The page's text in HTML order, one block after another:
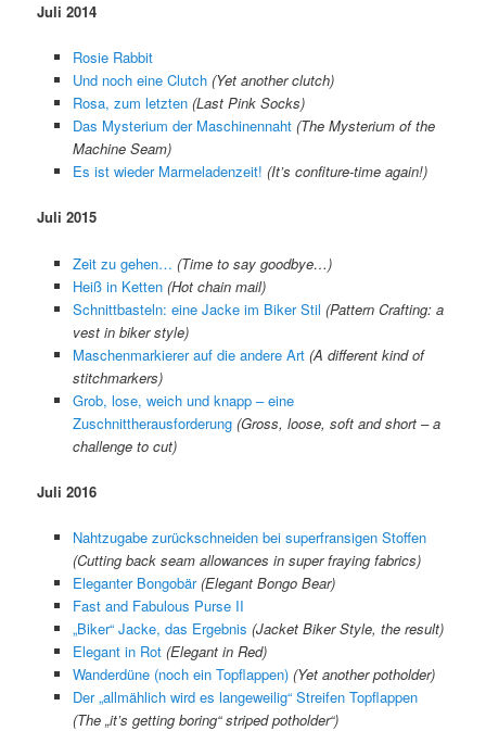
Juli 2014
Rosie Rabbit
Und noch eine Clutch (Yet another clutch)
Rosa, zum letzten (Last Pink Socks)
Das Mysterium der Maschinennaht (The Mysterium of the
Machine Seam)
Es ist wieder Marmeladenzeit! (It’s confiture-time again!)
Juli 2015
Zeit zu gehen… (Time to say goodbye…)
Heiß in Ketten (Hot chain mail)
Schnittbasteln: eine Jacke im Biker Stil (Pattern Crafting: a
vest in biker style)
Maschenmarkierer auf die andere Art (A different kind of
stitchmarkers)
Grob, lose, weich und knapp – eine
Zuschnittherausforderung (Gross, loose, soft and short – a
challenge to cut)
Juli 2016
Nahtzugabe zurückschneiden bei superfransigen Stoffen
(Cutting back seam allowances in super fraying fabrics)
Eleganter Bongobär (Elegant Bongo Bear)
Fast and Fabulous Purse II
„Biker“ Jacke, das Ergebnis (Jacket Biker Style, the result)
Elegant in Rot (Elegant in Red)
Wanderdüne (noch ein Topflappen) (Yet another potholder)
Der „allmählich wird es langeweilig“ Streifen Topflappen
(The „it’s getting boring“ striped potholder“)